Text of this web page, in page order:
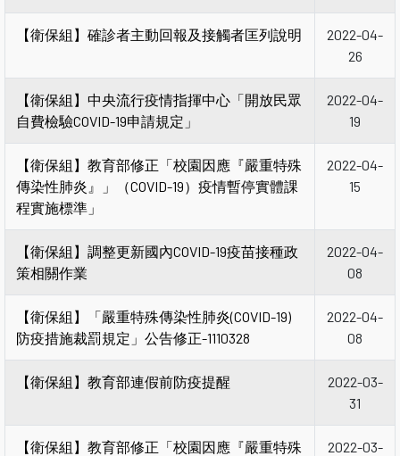
【衛保組】確診者主動回報及接觸者匡列說明
2022-04-
26
【衛保組】中央流行疫情指揮中心「開放民眾
自費檢驗COVID-19申請規定」
2022-04-
19
【衛保組】教育部修正「校園因應『嚴重特殊
傳染性肺炎』」（COVID-19）疫情暫停實體課
程實施標準」
2022-04-
15
【衛保組】調整更新國內COVID-19疫苗接種政
策相關作業
2022-04-
08
【衛保組】「嚴重特殊傳染性肺炎(COVID-19)
防疫措施裁罰規定」公告修正-1110328
2022-04-
08
【衛保組】教育部連假前防疫提醒
2022-03-
31
【衛保組】教育部修正「校園因應『嚴重特殊
2022-03-